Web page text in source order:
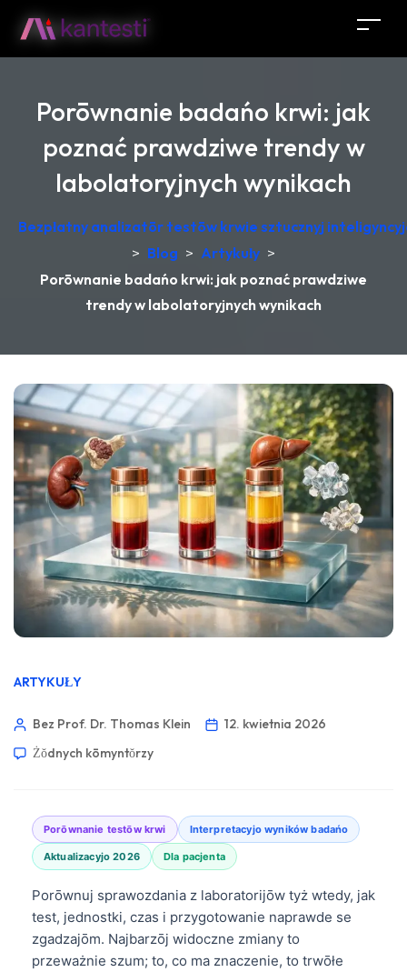
Porōwnanie badańo krwi: jak
poznać prawdziwe trendy w
labolatoryjnych wynikach
Bezpłatny analizatōr testōw krwie sztucznyj
> Blog > Artykuły >
Porōwnanie badańo krwi: jak poznać prawdziwe
trendy w labolatoryjnych wynikach
ARTYKUŁY
Bez Prof. Dr. Thomas Klein
12. kwietnia 2026
Żŏdnych kōmyntŏrzy
Porōwnanie testōw krwi Interpretacyjo wyników badańo
Aktualizacyjo 2026 Dla pacjenta
Porōwnuj sprawozdania z laboratorijōw tyż wtedy, jak
test, jednostki, czas i przygotowanie naprawde se
zgadzajōm. Najbarzōj widoczne zmiany to
przeważnie szum; to, co ma znaczenie, to trwōłe